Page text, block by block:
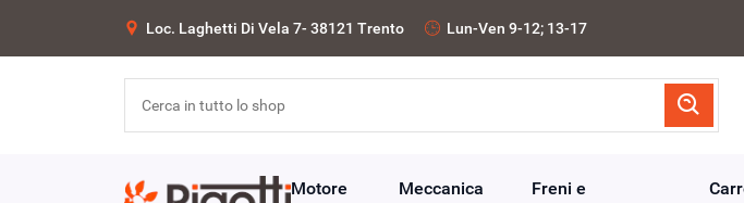
Loc. Laghetti Di Vela 7- 38121 Trento Lun-Ven 9-12; 13-17
Motore Meccanica
Freni e